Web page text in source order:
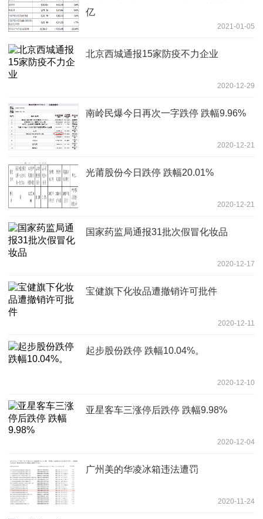
亿
2021-01-05
北京西城通报15家防疫不力企业
2020-12-29
南岭民爆今日再次一字跌停 跌幅9.96%
2020-12-21
光莆股份今日跌停 跌幅20.01%
2020-12-21
国家药监局通报31批次假冒化妆品
2020-12-17
宝健旗下化妆品遭撤销许可批件
2020-12-11
起步股份跌停 跌幅10.04%。
2020-12-10
亚星客车三涨停后跌停 跌幅9.98%
2020-12-04
广州美的华凌冰箱违法遭罚
2020-11-24